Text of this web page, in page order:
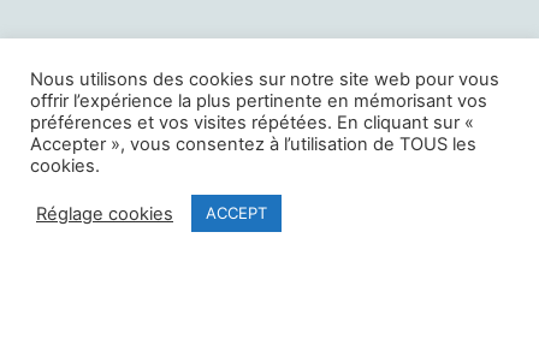
01 42 94 21 32r
Email:musichallshowroom@gmail.com
Nous utilisons des cookies sur notre site web pour vous
offrir l’expérience la plus pertinente en mémorisant vos
préférences et vos visites répétées. En cliquant sur «
Accepter », vous consentez à l’utilisation de TOUS les
cookies.
Réglage cookies ACCEPT